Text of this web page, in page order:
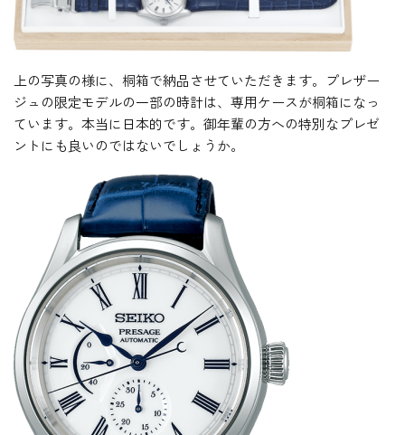
上の写真の様に、桐箱で納品させていただきます。プレザー
ジュの限定モデルの一部の時計は、専用ケースが桐箱になっ
ています。本当に日本的です。御年輩の方への特別なプレゼ
ントにも良いのではないでしょうか。